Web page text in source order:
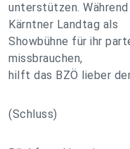
unterstützen.
Kärntner Landtag als
Showbühne für ihr
missbrauchen,
hilft das BZÖ lieber
(Schluss)